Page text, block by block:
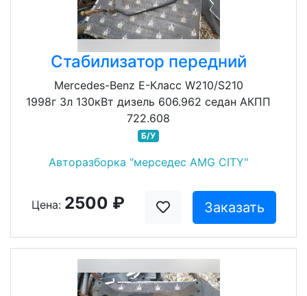
Стабилизатор передний
Mercedes-Benz E-Класс W210/S210
1998г 3л 130кВт дизель 606.962 седан АКПП
722.608
Б/У
Авторазборка "мерседес AMG CITY"
Цена: 2500 ₽ Заказать